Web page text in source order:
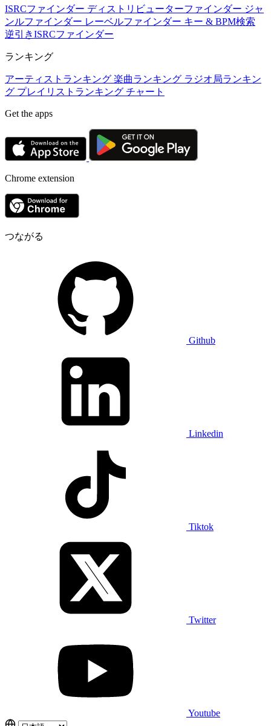
ISRCファインダー ディストリビューターファインダー ジャ
ンルファインダー レーベルファインダー キー & BPM検索
逆引きISRCファインダー
ランキング
アーティストランキング 楽曲ランキング ラジオ局ランキン
グ プレイリストランキング チャート
Get the apps
Chrome extension
つながる
Github
Linkedin
Tiktok
Twitter
Youtube